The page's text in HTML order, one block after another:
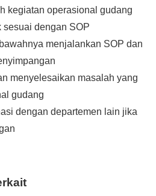
kegiatan operasional gudang
dengan SOP
menjalankan SOP dan
menyelesaikan masalah yang
gudang
dengan departemen lain jika